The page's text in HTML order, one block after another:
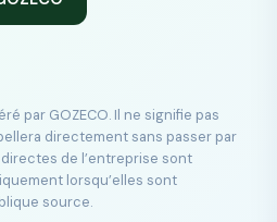
par GOZECO. Il ne signifie pas
directement sans passer par
de l’entreprise sont
lorsqu’elles sont
source.